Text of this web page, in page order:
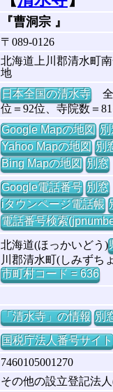
『曹洞宗 』
〒089-0126
北海道上川郡清水町
地
日本全国の清水寺全
位＝92位、寺院数＝
Google Mapの地図 別
Yahoo Mapの地図 別
Bing Mapの地図 別窓
Google電話番号 別窓
iタウンページ電話帳
電話番号検索
北海道(ほっかいどう)
川郡清水町(しみずち
市町村コード = 636
「清水寺」の情報 別
国税庁法人番号サイト
7460105001270
その他の設立登記法人